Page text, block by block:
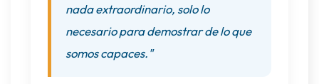
nada extraordinario, solo lo
necesario para demostrar de lo que
somos capaces."